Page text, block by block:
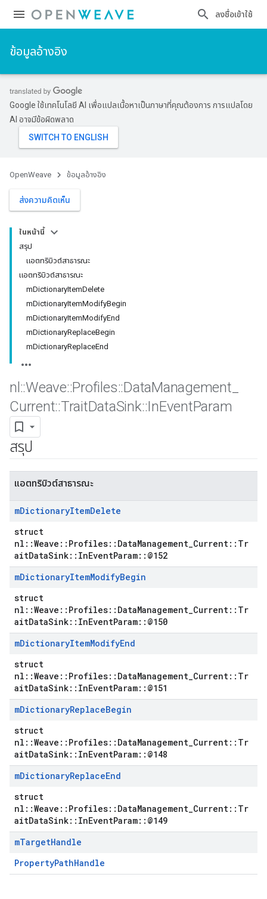
ลงชื่อเข้าใช้
ข้อมูลอ้างอิง
Google ใช้เทคโนโลยี AI เพื่อแปลเนื้อหาเป็นภาษาที่คุณต้องการ การแปลโดย
AI อาจมีข้อผิดพลาด
OpenWeave ข้อมูลอ้างอิง
ส่งความคิดเห็น
ในหน้านี้
สรุป
แอตทริบิวต์สาธารณะ
แอตทริบิวต์สาธารณะ
mDictionaryItemDelete
mDictionaryItemModifyBegin
mDictionaryItemModifyEnd
mDictionaryReplaceBegin
mDictionaryReplaceEnd
nl ::Weave::Profiles::DataManagement
Current::TraitDataSink::InEventParam
สรุป
แอตทริบิวต์สาธารณะ
mDictionaryItemDelete
struct
nl::Weave::Profiles::DataManagement_Current::Tr
aitDataSink::InEventParam::@152
mDictionaryItemModifyBegin
struct
nl::Weave::Profiles::DataManagement_Current::Tr
aitDataSink::InEventParam::@150
mDictionaryItemModifyEnd
struct
nl::Weave::Profiles::DataManagement_Current::Tr
aitDataSink::InEventParam::@151
mDictionaryReplaceBegin
struct
nl::Weave::Profiles::DataManagement_Current::Tr
aitDataSink::InEventParam::@148
mDictionaryReplaceEnd
struct
nl::Weave::Profiles::DataManagement_Current::Tr
aitDataSink::InEventParam::@149
mTargetHandle
PropertyPathHandle